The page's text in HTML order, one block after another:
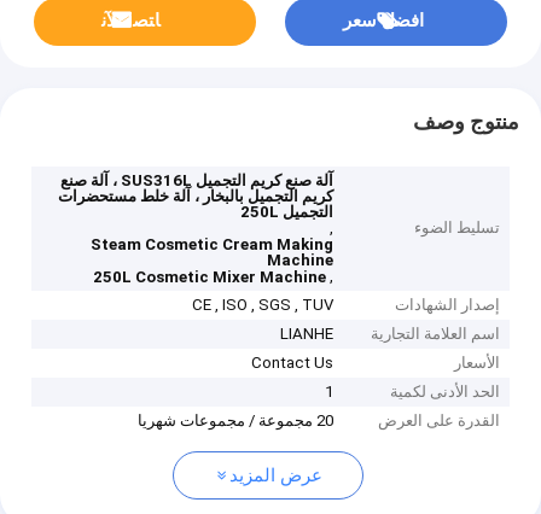
افضل سعر ﺎﺘﺼﻟ ﺍﻶﻧ
منتوج وصف
تسليط الضوء
آلة صنع كريم التجميل SUS316L ، آلة صنع
كريم التجميل بالبخار ، آلة خلط مستحضرات
التجميل 250L
,
Steam Cosmetic Cream Making
Machine
,
250L Cosmetic Mixer Machine
إصدار الشهادات
CE , ISO , SGS , TUV
اسم العلامة التجارية
LIANHE
الأسعار
Contact Us
الحد الأدنى لكمية
1
القدرة على العرض
20 مجموعة / مجموعات شهريا
عرض المزيد